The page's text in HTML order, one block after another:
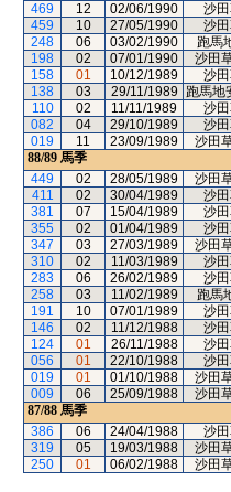
469
12 02/06/1990 沙
459
10 27/05/1990 沙
248
06 03/02/1990 跑馬
198
02 07/01/1990 沙田
158
01 10/12/1989 沙
138
03 29/11/1989 跑馬地
110
02 11/11/1989 沙
082
04 29/10/1989 沙
019
11 23/09/1989 沙田
88/89 馬季
449
02 28/05/1989 沙田
411
02 30/04/1989 沙
381
07 15/04/1989 沙
355
02 01/04/1989 沙
347
03 27/03/1989 沙田
310
02 11/03/1989 沙
283
06 26/02/1989 沙
258
03 11/02/1989 跑馬
191
10 07/01/1989 沙
146
02 11/12/1988 沙
124
01 26/11/1988 沙
056
01 22/10/1988 沙
019
01 01/10/1988 沙田
009
06 25/09/1988 沙田
87/88 馬季
386
06 24/04/1988 沙
319
05 19/03/1988 沙田
250
01 06/02/1988 沙田